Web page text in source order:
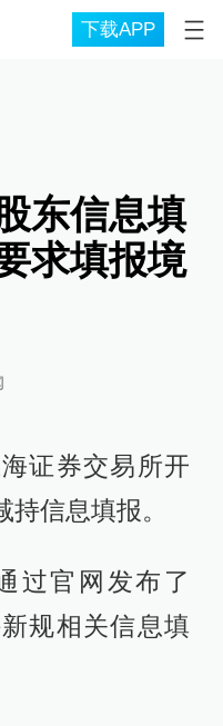
下载APP
东信息填
求填报境
证券交易所开
信息填报。
过官网发布了
规相关信息填